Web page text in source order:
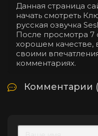
Данная страница
начать смотреть
русская озвучка
После просмотра 7
хорошем качестве,
своими
комментариях.
Комментарии